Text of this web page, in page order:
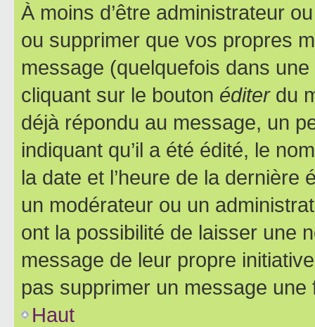
À moins d’être administrateur
ou supprimer que vos propres
message (quelquefois dans
cliquant sur le bouton éditerdu
déjà répondu au message, un
indiquant qu’il a été édité, le
la date et l’heure de la dernière
un modérateur ou un
ont la possibilité de laisser une
message de leur propre
pas supprimer un message une
Haut